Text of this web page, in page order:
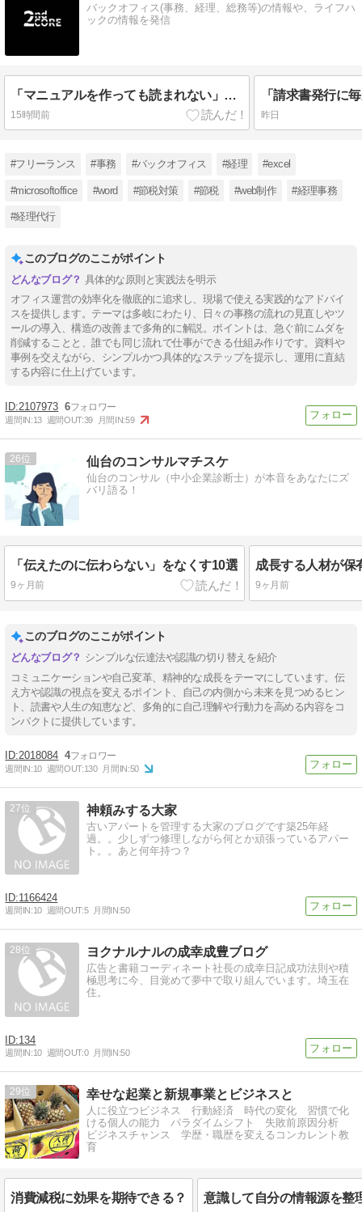
バックオフィス(事務、経理、総務等)の情報や、ライフハ
ックの情報を発信
「マニュアルを作っても読まれない」を変える、伝わる手順書の作り方
15時間前 昨日
#フリーランス #事務 #バックオフィス #経理 #excel
#microsoftoffice #word #節税対策 #節税 #web制作 #経理事務
#経理代行
このブログのここがポイント
具体的な原則と実践法を明示
オフィス運営の効率化を徹底的に追求し、現場で使える実践的なアドバイ
スを提供します。テーマは多岐にわたり、日々の事務の流れの見直しやツ
ールの導入、構造の改善まで多角的に解説。ポイントは、急ぐ前にムダを
削減することと、誰でも同じ流れで仕事ができる仕組み作りです。資料や
事例を交えながら、シンプルかつ具体的なステップを提示し、運用に直結
する内容に仕上げています。
2107973 6
週間IN:13 週間OUT:39 月間IN:59
26 仙台のコンサルマチスケ
仙台のコンサル（中小企業診断士）が本音をあなたにズ
バリ語る！
「伝えたのに伝わらない」をなくす10選
9ヶ月前 9ヶ月前
このブログのここがポイント
シンプルな伝達法や認識の切り替えを紹介
コミュニケーションや自己変革、精神的な成長をテーマにしています。伝
え方や認識の視点を変えるポイント、自己の内側から未来を見つめるヒン
ト、読書や人生の知恵など、多角的に自己理解や行動力を高める内容をコ
ンパクトに提供しています。
2018084 4
週間IN:10 週間OUT:130 月間IN:50
27 神頼みする大家
古いアパートを管理する大家のブログです築25年経
過。。少しずつ修理しながら何とか頑張っているアパー
ト。。あと何年持つ？
1166424
週間IN:10 週間OUT:5 月間IN:50
28 ヨクナルナルの成幸成豊ブログ
広告と書籍コーディネート社長の成幸日記成功法則や積
極思考に今、目覚めて夢中で取り組んでいます。埼玉在
住。
134
週間IN:10 週間OUT:0 月間IN:50
29 幸せな起業と新規事業とビジネスと
人に役立つビジネス 行動経済 時代の変化 習慣で化
ける個人の能力 パラダイムシフト 失敗前原因分析
ビジネスチャンス 学歴・職歴を変えるコンカレント教
育
消費減税に効果を期待できる？ 意識して自分の情報源を整